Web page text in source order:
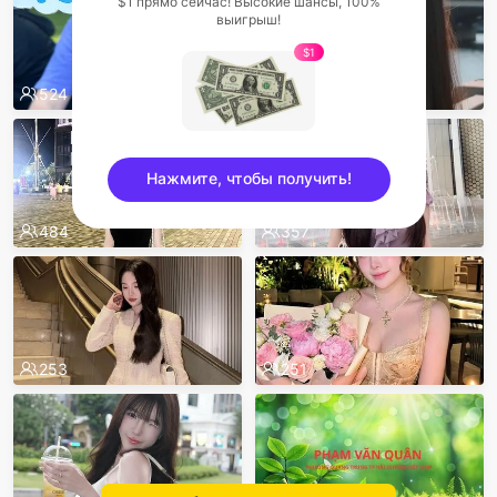
524 518
484 357
253 251
выигрыш!
$1
Нажмите, чтобы получить!
sentinelEnd